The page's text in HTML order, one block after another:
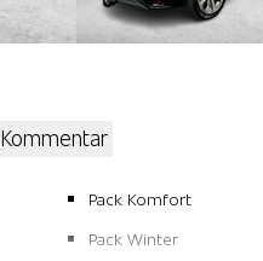
Kommentar
Pack Komfort
Pack Winter